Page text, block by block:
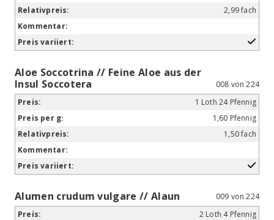
2,99 fach
Aloe Soccotrina // Feine Aloe aus der
Insul Soccotera
008 von 224
1 Loth 24 Pfennig
1,60 Pfennig
1,50 fach
Alumen crudum vulgare // Alaun
009 von 224
2 Loth 4 Pfennig